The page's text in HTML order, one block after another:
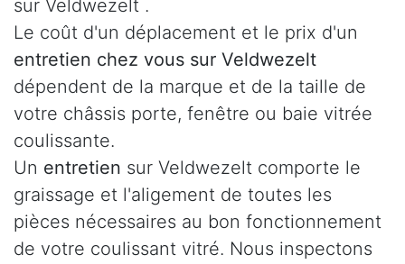
sur Veldwezelt .
Le coût d'un déplacement et le prix d'un
entretien chez vous sur Veldwezelt
dépendent de la marque et de la taille de
votre châssis porte, fenêtre ou baie vitrée
coulissante.
Un entretien sur Veldwezelt comporte le
graissage et l'aligement de toutes les
pièces nécessaires au bon fonctionnement
de votre coulissant vitré. Nous inspectons